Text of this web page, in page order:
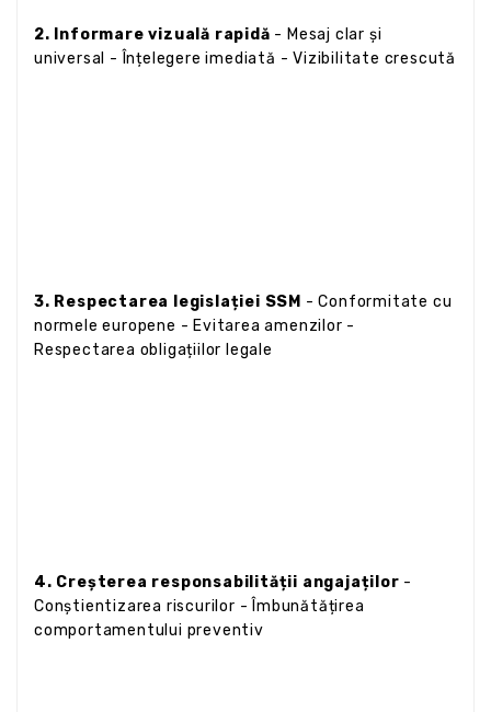
2. Informare vizuală rapidă - Mesaj clar și
universal - Înțelegere imediată - Vizibilitate crescută
3. Respectarea legislației SSM - Conformitate cu
normele europene - Evitarea amenzilor -
Respectarea obligațiilor legale
4. Creșterea responsabilității angajaților -
Conștientizarea riscurilor - Îmbunătățirea
comportamentului preventiv